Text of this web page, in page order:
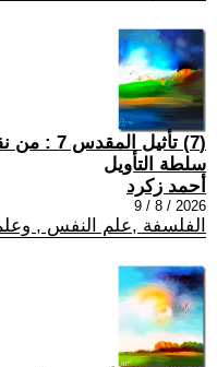
(7) تأثيل
سلطة التأويل
أحمد زكرد
2026 / 8 / 9
الفلسفة ,علم النفس ,